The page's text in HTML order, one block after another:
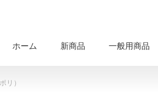
ホーム 新商品 一般用商品
リ）